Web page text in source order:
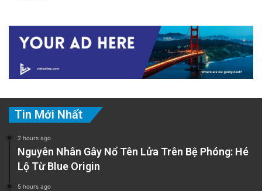
Tin Mới Nhất
2 hours ago
Nguyên Nhân Gây Nổ Tên Lửa Trên Bệ Phóng: Hé
Lộ Từ Blue Origin
5 hours ago